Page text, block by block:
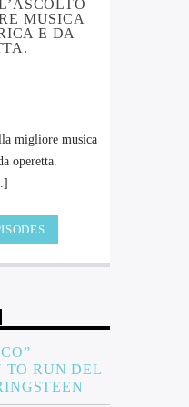
MUSICA
E DA
migliore musica
operetta.
TO RUN DEL